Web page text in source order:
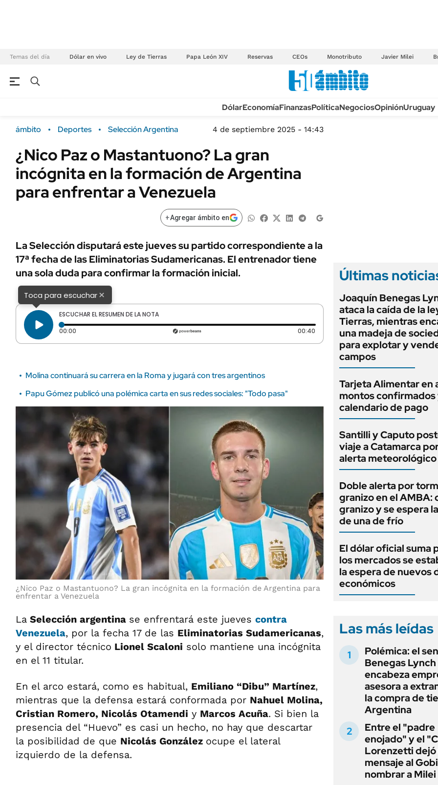
Temas del día Dólar en vivo Ley de Tierras Papa León XIV Reservas CEOs Monotributo Javier Milei
Campo
FINANZAS
Dólar
Real Estate
Sustentabilidad
POLÍTICA
URUGUAY
TECNOLOGÍA
MÉXICO
MUNDO
INFORMACIÓN GENERAL
AUTOS
DólarEconomíaFinanzasPolíticaNegociosOpiniónUruguay
ámbito Deportes Selección Argentina 4 de septiembre 2025 - 14:43
¿Nico Paz o Mastantuono? La gran
incógnita en la formación de Argentina
para enfrentar a Venezuela
+Agregar ámbito en
La Selección disputará este jueves su partido correspondiente a la
17ª fecha de las Eliminatorias Sudamericanas. El entrenador tiene
una sola duda para confirmar la formación inicial.
Toca para escuchar×
ESCUCHAR EL RESUMEN DE LA NOTA
00:00 Tiempo transcurrido: 0 segundos 00:40 Duración: 40 segundos
Molina continuará su carrera en la Roma y jugará con tres argentinos
Papu Gómez publicó una polémica carta en sus redes sociales: "Todo pasa"
¿Nico Paz o Mastantuono? La gran incógnita en la formación de Argentina para
enfrentar a Venezuela
La Selección argentina se enfrentará este jueves contra
Venezuela, por la fecha 17 de las Eliminatorias Sudamericanas,
y el director técnico Lionel Scaloni solo mantiene una incógnita
en el 11 titular.
En el arco estará, como es habitual, Emiliano “Dibu” Martínez,
mientras que la defensa estará conformada por Nahuel Molina,
Cristian Romero, Nicolás Otamendi y Marcos Acuña. Si bien la
presencia del “Huevo” es casi un hecho, no hay que descartar
la posibilidad de que Nicolás González ocupe el lateral
izquierdo de la defensa.
Últimas
Joaquín Benegas
ataca la caída de la
Tierras, mientras
una madeja de
para explotar y
campos
Tarjeta Alimentar en
montos confirmados
calendario de pago
Santilli y Caputo
viaje a Catamarca
alerta meteorológico
Doble alerta por
granizo en el AMBA:
granizo y se espera
de una de frío
El dólar oficial suma
los mercados se
la espera de nuevos
económicos
Las más leídas
Polémica: el
Benegas Lynch
encabeza
asesora a
la compra de
Argentina
Entre el "padre
enojado" y el
Lorenzetti dejó
mensaje al
nombrar a Milei